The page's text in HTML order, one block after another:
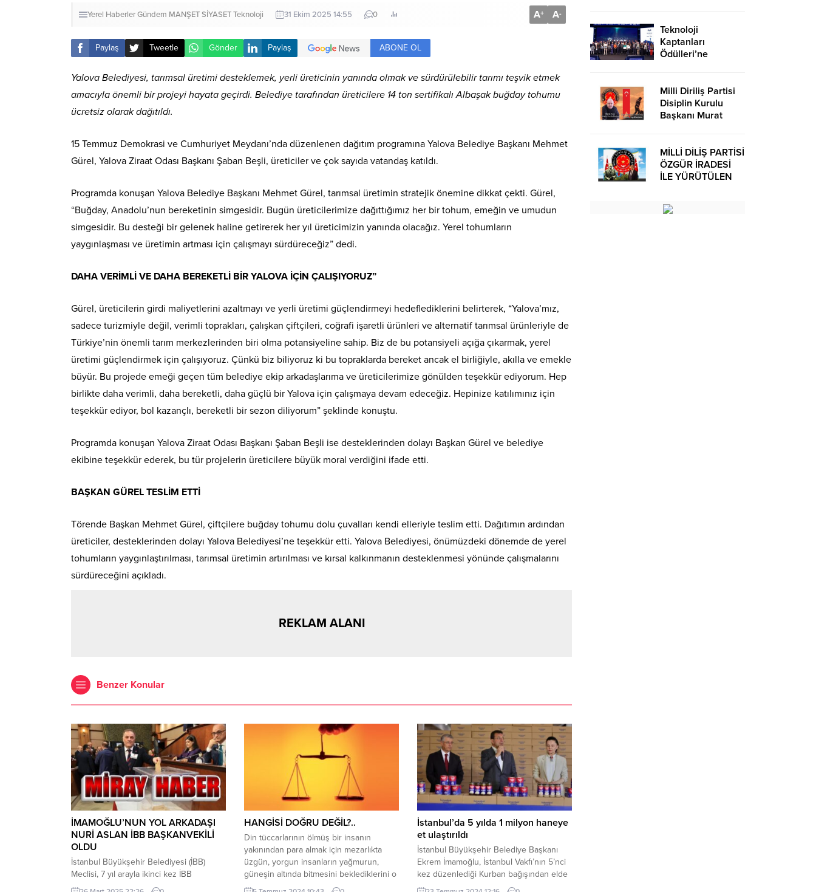
Yerel HaberlerGündem MANŞETSİYASETTeknoloji 31 Ekim 2025 14:55 0 A+ A-
Paylaş Tweetle Gönder Paylaş ABONE OL
Yalova Belediyesi, tarımsal üretimi desteklemek, yerli üreticinin yanında olmak ve sürdürülebilir tarımı teşvik etmek
amacıyla önemli bir projeyi hayata geçirdi. Belediye tarafından üreticilere 14 ton sertifikalı Albaşak buğday tohumu
ücretsiz olarak dağıtıldı.
15 Temmuz Demokrasi ve Cumhuriyet Meydanı’nda düzenlenen dağıtım programına Yalova Belediye Başkanı Mehmet
Gürel, Yalova Ziraat Odası Başkanı Şaban Beşli, üreticiler ve çok sayıda vatandaş katıldı.
Programda konuşan Yalova Belediye Başkanı Mehmet Gürel, tarımsal üretimin stratejik önemine dikkat çekti. Gürel,
“Buğday, Anadolu’nun bereketinin simgesidir. Bugün üreticilerimize dağıttığımız her bir tohum, emeğin ve umudun
simgesidir. Bu desteği bir gelenek haline getirerek her yıl üreticimizin yanında olacağız. Yerel tohumların
yaygınlaşması ve üretimin artması için çalışmayı sürdüreceğiz” dedi.
DAHA VERİMLİ VE DAHA BEREKETLİ BİR YALOVA İÇİN ÇALIŞIYORUZ”
Gürel, üreticilerin girdi maliyetlerini azaltmayı ve yerli üretimi güçlendirmeyi hedeflediklerini belirterek, “Yalova’mız,
sadece turizmiyle değil, verimli toprakları, çalışkan çiftçileri, coğrafi işaretli ürünleri ve alternatif tarımsal ürünleriyle de
Türkiye’nin önemli tarım merkezlerinden biri olma potansiyeline sahip. Biz de bu potansiyeli açığa çıkarmak, yerel
üretimi güçlendirmek için çalışıyoruz. Çünkü biz biliyoruz ki bu topraklarda bereket ancak el birliğiyle, akılla ve emekle
büyür. Bu projede emeği geçen tüm belediye ekip arkadaşlarıma ve üreticilerimize gönülden teşekkür ediyorum. Hep
birlikte daha verimli, daha bereketli, daha güçlü bir Yalova için çalışmaya devam edeceğiz. Hepinize katılımınız için
teşekkür ediyor, bol kazançlı, bereketli bir sezon diliyorum” şeklinde konuştu.
Programda konuşan Yalova Ziraat Odası Başkanı Şaban Beşli ise desteklerinden dolayı Başkan Gürel ve belediye
ekibine teşekkür ederek, bu tür projelerin üreticilere büyük moral verdiğini ifade etti.
BAŞKAN GÜREL TESLİM ETTİ
Törende Başkan Mehmet Gürel, çiftçilere buğday tohumu dolu çuvalları kendi elleriyle teslim etti. Dağıtımın ardından
üreticiler, desteklerinden dolayı Yalova Belediyesi’ne teşekkür etti. Yalova Belediyesi, önümüzdeki dönemde de yerel
tohumların yaygınlaştırılması, tarımsal üretimin artırılması ve kırsal kalkınmanın desteklenmesi yönünde çalışmalarını
sürdüreceğini açıkladı.
REKLAM ALANI
Benzer Konular
İMAMOĞLU’NUN YOL ARKADAŞI
NURİ ASLAN İBB BAŞKANVEKİLİ
OLDU
İstanbul Büyükşehir Belediyesi (İBB)
Meclisi, 7 yıl arayla ikinci kez İBB
Başkanı’nın görevden el çektirilmesi
HANGİSİ DOĞRU DEĞİL?..
Din tüccarlarının ölmüş bir insanın
yakınından para almak için mezarlıkta
üzgün, yorgun insanların yağmurun,
güneşin altında bitmesini beklediklerini o
çoğu kimsenin bilmediği duaları, süreleri
İstanbul’da 5 yılda 1 milyon haneye
et ulaştırıldı
İstanbul Büyükşehir Belediye Başkanı
Ekrem İmamoğlu, İstanbul Vakfı’nın 5’nci
kez düzenlediği Kurban bağışından elde
edilen konserveleri, 200 bin haneye
UZAK TUTUMUŞ
OLACAKTIR
Teknoloji
Kaptanları
Ödülleri’ne
Milli Diriliş Partisi
Disiplin Kurulu
Başkanı Murat
Basın Açıklaması
MİLLİ DİLİŞ PARTİSİ
ÖZGÜR İRADESİ
İLE YÜRÜTÜLEN
OLUŞUMUDUR